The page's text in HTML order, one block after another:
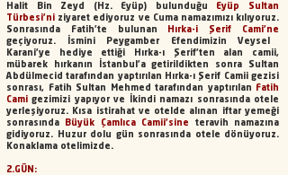
Halit Bin Zeyd (Hz. Eyüp) bulunduğu Eyüp Sultan
Türbesi’ni ziyaret ediyoruz ve Cuma namazımızı kılıyoruz.
Sonrasında Fatih’te bulunan
Hırka-i Şerif Cami’ne
geçiyoruz. İsmini Peygamber Efendimizin Veysel
Karani’ye hediye ettiği Hırka-ı Şerif’ten alan camii,
mübarek hırkanın İstanbul’a getirildikten sonra Sultan
Abdülmecid tarafından yaptırılan Hırka-ı Şerif Camii gezisi
sonrası, Fatih Sultan Mehmed tarafından yaptırılan Fatih
Cami gezimizi yapıyor ve İkindi namazı sonrasında otele
yerleşiyoruz. Kısa istirahat ve otelde alınan iftar yemeği
sonrasında Büyük Çamlıca Camii'sine
teravih namazına
gidiyoruz. Huzur dolu gün sonrasında otele dönüyoruz.
Konaklama otelimizde.
2.GÜN: